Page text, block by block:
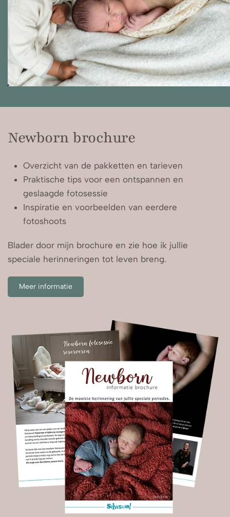
Newborn brochure
Overzicht van de pakketten en tarieven
Praktische tips voor een ontspannen en
geslaagde fotosessie
Inspiratie en voorbeelden van eerdere
fotoshoots
Blader door mijn brochure en zie hoe ik jullie
speciale herinneringen tot leven breng.
Meer informatie